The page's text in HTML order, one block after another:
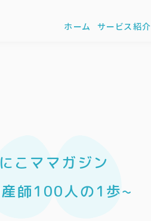
ホーム サービス紹介
にこママガジン
師100人の1歩~